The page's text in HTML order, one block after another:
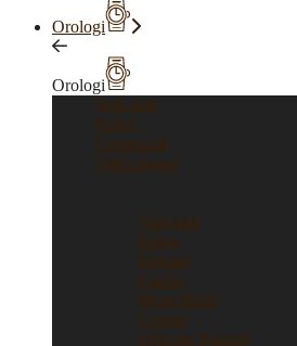
Orologi
Orologi
Vedi tutti
Rolex
Cronografi
Tutti i brand
Vedi tutti
Rolex
Bulgari
Cartier
Mont Blanc
Corum
Officine Panerai